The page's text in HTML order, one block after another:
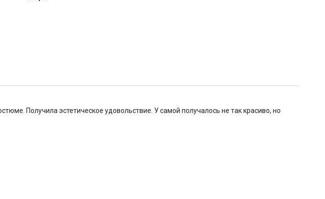
Получила эстетическое удовольствие. У самой получалось не так красиво, но